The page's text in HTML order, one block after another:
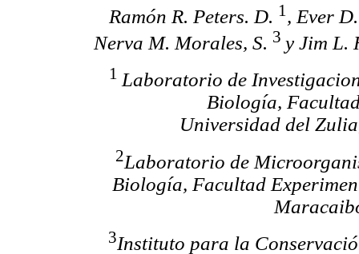
Ramón R. Peters. D. 1 , Ever
Nerva M. Morales, S. 3 y Jim L.
1 Laboratorio de
Biología,
Universidad del
2Laboratorio de
Biología, Facultad
3Instituto para la